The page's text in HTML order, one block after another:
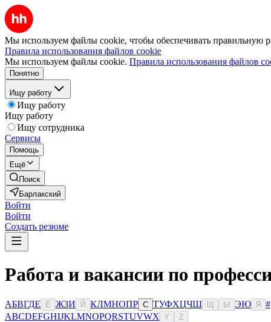
Мы используем файлы cookie, чтобы обеспечивать правильную
Правила использования файлов cookie
Мы используем файлы cookie. Правила использования файлов
Понятно
Ищу работу
Ищу работу
Ищу работу
Ищу сотрудника
Сервисы
Помощь
Ещё
Поиск
Барлакский
Войти
Войти
Создать резюме
Работа и вакансии по
АБВГДЕ Ё ЖЗИ Й КЛМНОПР С ТУФХЦЧШ Ы ЭЮ Я
#
ABCDEFGHIJKLMNOPQRSTUVWX Y Z